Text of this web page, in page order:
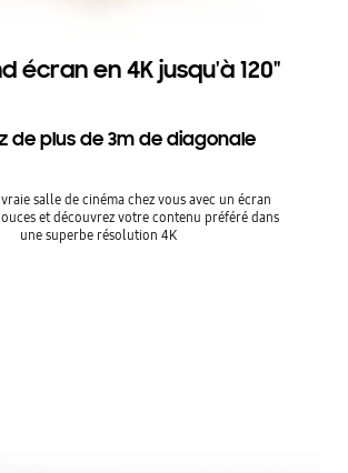
écran en 4K jusqu'à 120"
de plus de 3m de diagonale
salle de cinéma chez vous avec un écran
et découvrez votre contenu préféré dans
une superbe résolution 4K